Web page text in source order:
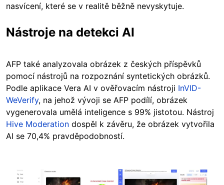
nasvícení, které se v realitě běžně nevyskytuje.
Nástroje na detekci AI
AFP také analyzovala obrázek z českých příspěvků
pomocí nástrojů na rozpoznání syntetických obrázků.
Podle aplikace Vera AI v ověřovacím nástroji InVID-
WeVerify, na jehož vývoji se AFP podílí, obrázek
vygenerovala umělá inteligence s 99% jistotou. Nástroj
Hive Moderation dospěl k závěru, že obrázek vytvořila
AI se 70,4% pravděpodobností.
Image